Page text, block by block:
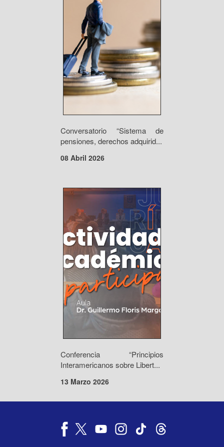
Conversatorio “Sistema de
pensiones, derechos adquirid...
08 Abril 2026
Conferencia “Principios
Interamericanos sobre Libert...
13 Marzo 2026